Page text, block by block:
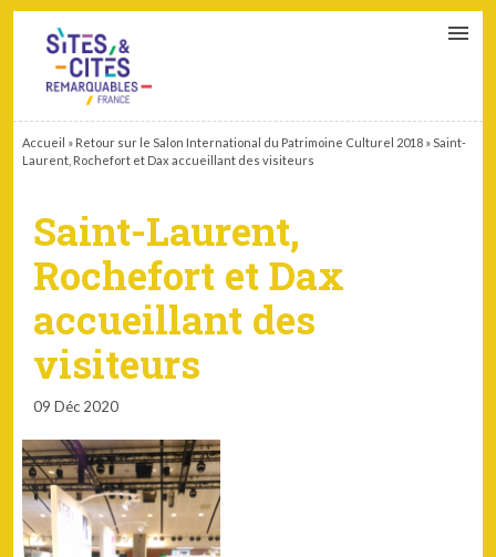
Accueil » Retour sur le Salon International du Patrimoine Culturel 2018 » Saint-
Laurent, Rochefort et Dax accueillant des visiteurs
Saint-Laurent,
Rochefort et Dax
accueillant des
visiteurs
09 Déc 2020